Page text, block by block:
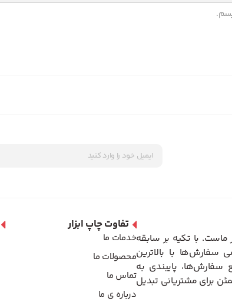
با تکیه بر سابقه
با بالاترین
پایبندی به
برای مشتریانی تبدیل
تفاوت چاپ ابزار
خدمات ما
محصولات ما
تماس ما
درباره ی ما